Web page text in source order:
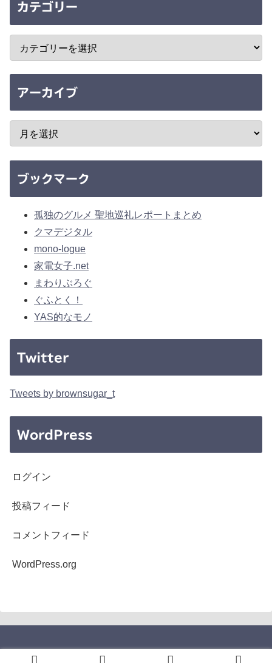
カテゴリー
アーカイブ
ブックマーク
孤独のグルメ 聖地巡礼レポートまとめ
クマデジタル
mono-logue
家電女子.net
まわりぶろぐ
ぐふとく！
YAS的なモノ
Twitter
Tweets by brownsugar_t
WordPress
ログイン
投稿フィード
コメントフィード
WordPress.org